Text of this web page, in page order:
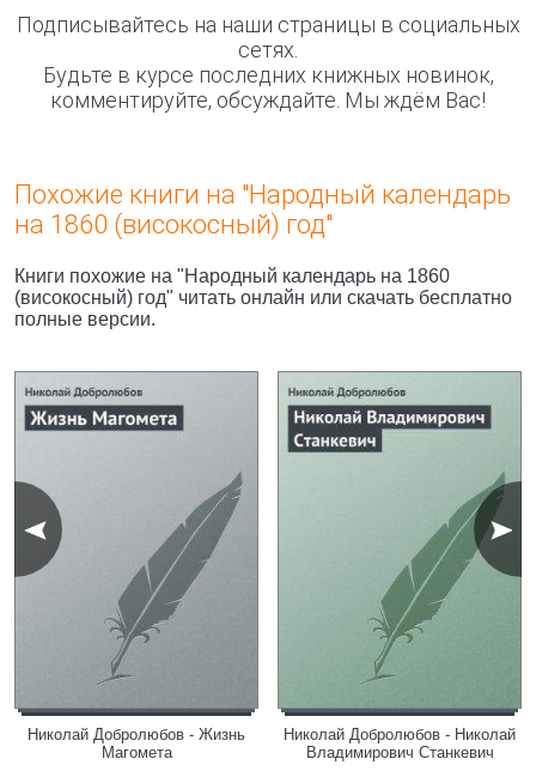
Подписывайтесь на наши страницы в социальных
сетях.
Будьте в курсе последних книжных новинок,
комментируйте, обсуждайте. Мы ждём Вас!
Похожие книги на "Народный календарь
на 1860 (високосный) год"
Книги похожие на "Народный календарь на 1860
(високосный) год" читать онлайн или скачать бесплатно
полные версии.
Николай Добролюбов - Жизнь
Магомета
Николай Добролюбов - Николай
Владимирович Станкевич